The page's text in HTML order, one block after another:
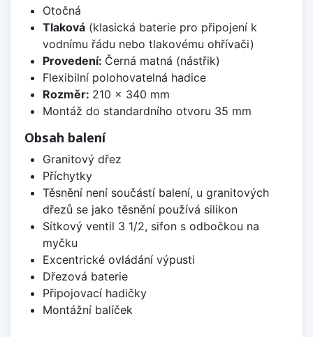
Otočná
Tlaková(klasická baterie pro připojení k
vodnímu řádu nebo tlakovému ohřívači)
Provedení: Černá matná (nástřik)
Flexibilní polohovatelná hadice
Rozměr: 210 x 340 mm
Montáž do standardního otvoru 35 mm
Obsah balení
Granitový dřez
Příchytky
Těsnění není součástí balení, u granitových
dřezů se jako těsnění používá silikon
Sítkový ventil 3 1/2, sifon s odbočkou na
myčku
Excentrické ovládání výpusti
Dřezová baterie
Připojovací hadičky
Montážní balíček